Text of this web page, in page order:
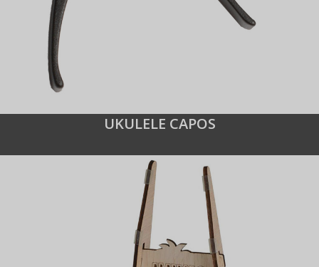
UKULELE CAPOS